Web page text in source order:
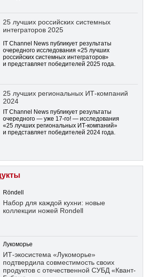
25 лучших российских системных
интеграторов 2025
IT Channel News публикует результаты
очередного исследования «25 лучших
российских системных интеграторов»
и представляет победителей 2025 года.
25 лучших региональных ИТ-компаний
2024
IT Channel News публикует результаты
очередного — уже 17-го! — исследования
«25 лучших региональных ИТ-компаний»
и представляет победителей 2024 года.
Röndell
Набор для каждой кухни: новые
коллекции ножей Rondell
Лукоморье
ИТ-экосистема «Лукоморье»
подтвердила совместимость своих
продуктов с отечественной СУБД «Квант-